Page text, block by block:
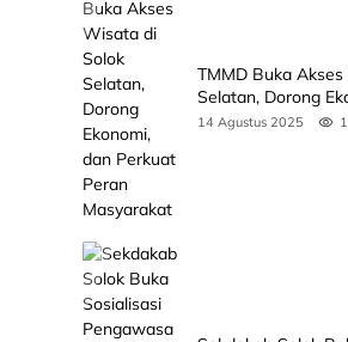
TMMD Buka
Selatan, Dorong
Perkuat Peran
14 Agustus 2025